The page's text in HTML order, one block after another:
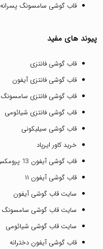
قاب گوشی سامسونگ پسرانه
پیوند های مفید
قاب گوشی فانتزی
قاب گوشی فانتزی آیفون
قاب گوشی فانتزی سامسونگ
قاب گوشی فانتزی شیائومی
قاب گوشی سیلیکونی
خرید کاور ایرپاد
قاب گوشی آیفون 13 پرومکس
قاب گوشی آیفون ۱۱
سایت قاب گوشی آیفون
سایت قاب گوشی سامسونگ
سایت قاب گوشی شیائومی
قاب گوشی آیفون دخترانه